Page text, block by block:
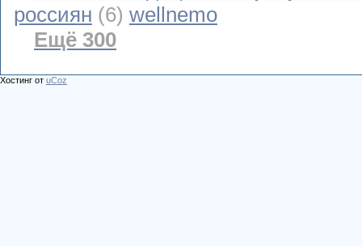
россиян (6) wellnemo
Ещё 300
Хостинг от uCoz